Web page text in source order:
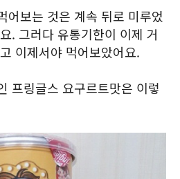
어보는 것은 계속 뒤로 미루었
. 그러다 유통기한이 이제 거
이제서야 먹어보았어요.
프링글스 요구르트맛은 이렇